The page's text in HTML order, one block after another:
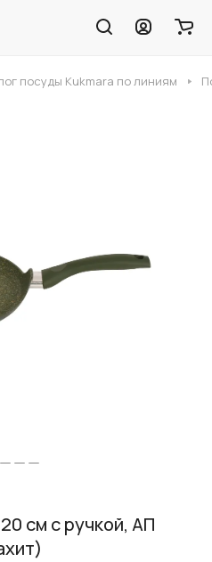
посуды Kukmara по линиям
см с ручкой, АП